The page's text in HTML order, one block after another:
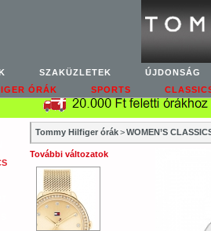
SZAKÜZLETEK ÚJDONSÁG
ÓRÁK
SPORTS
Tommy Hilfiger órák > WOMEN’S
További változatok